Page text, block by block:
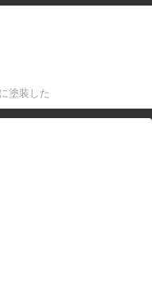
塗装した